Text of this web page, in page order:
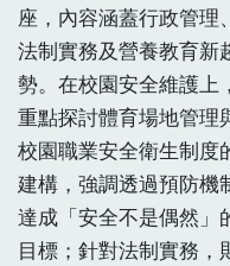
座，內容涵蓋行政管理、
法制實務及營養教育新
勢。在校園安全維護上，
重點探討體育場地管理
校園職業安全衛生制度
建構，強調透過預防機
達成「安全不是偶然」
目標；針對法制實務，